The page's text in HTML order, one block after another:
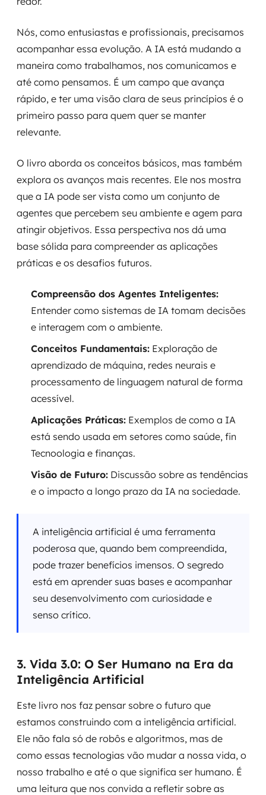
Nós, como entusiastas e profissionais, precisamos
acompanhar essa evolução. A IA está mudando a
maneira como trabalhamos, nos comunicamos e
até como pensamos. É um campo que avança
rápido, e ter uma visão clara de seus princípios é o
primeiro passo para quem quer se manter
relevante.
O livro aborda os conceitos básicos, mas também
explora os avanços mais recentes. Ele nos mostra
que a IA pode ser vista como um conjunto de
agentes que percebem seu ambiente e agem para
atingir objetivos. Essa perspectiva nos dá uma
base sólida para compreender as aplicações
práticas e os desafios futuros.
Compreensão dos Agentes Inteligentes:
Entender como sistemas de IA tomam decisões
e interagem com o ambiente.
Conceitos Fundamentais: Exploração de
aprendizado de máquina, redes neurais e
processamento de linguagem natural de forma
acessível.
Aplicações Práticas: Exemplos de como a IA
está sendo usada em setores como saúde, fin
Tecnoologia e finanças.
Visão de Futuro: Discussão sobre as tendências
e o impacto a longo prazo da IA na sociedade.
A inteligência artificial é uma ferramenta
poderosa que, quando bem compreendida,
pode trazer benefícios imensos. O segredo
está em aprender suas bases e acompanhar
seu desenvolvimento com curiosidade e
senso crítico.
3. Vida 3.0: O Ser Humano na Era da
Inteligência Artificial
Este livro nos faz pensar sobre o futuro que
estamos construindo com a inteligência artificial.
Ele não fala só de robôs e algoritmos, mas de
como essas tecnologias vão mudar a nossa vida, o
nosso trabalho e até o que significa ser humano. É
uma leitura que nos convida a refletir sobre as